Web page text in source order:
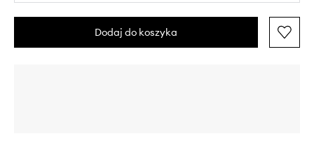
Dodaj do koszyka